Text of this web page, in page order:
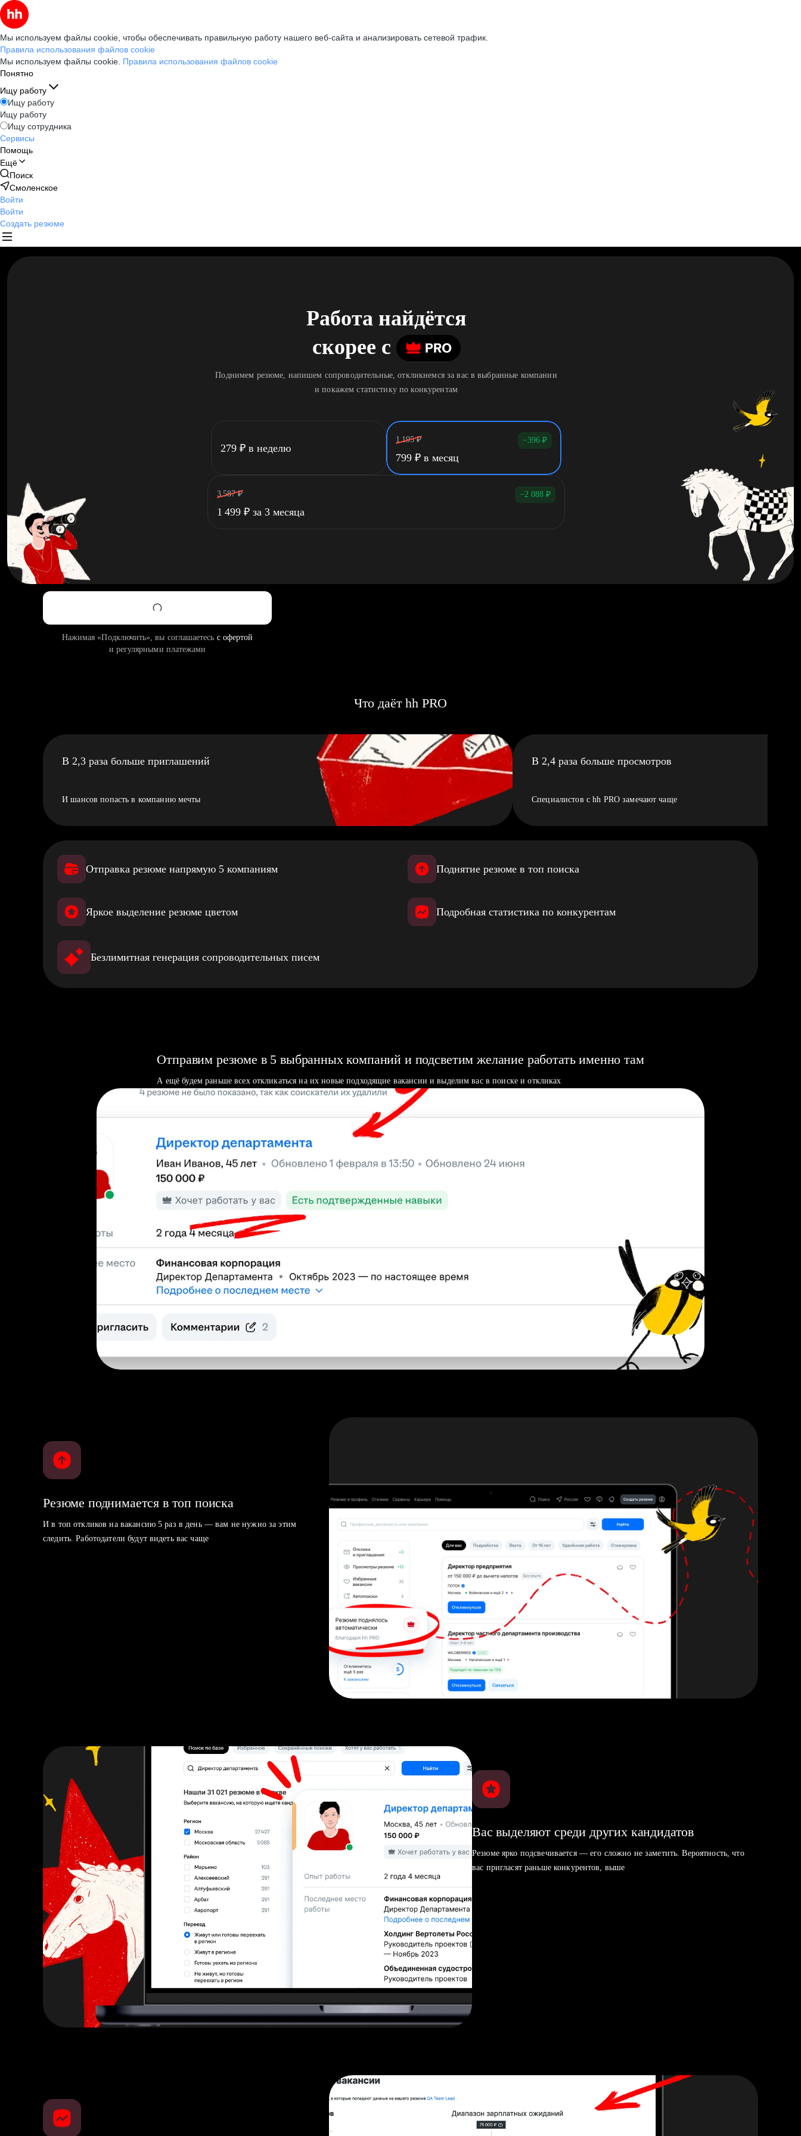
Мы используем файлы cookie, чтобы обеспечивать правильную работу нашего веб-сайта и анализировать сетевой трафик.
Правила использования файлов cookie
Мы используем файлы cookie. Правила использования файлов cookie
Понятно
Ищу работу
Ищу работу
Ищу работу
Ищу сотрудника
Сервисы
Помощь
Ещё
Поиск
Смоленское
Войти
Войти
Создать резюме
Работа найдётся
скорее c
Поднимем резюме, напишем сопроводительные, откликнемся за вас в выбранные компании
и покажем статистику по конкурентам
279 ₽ в неделю
1 195 ₽ −396 ₽
799 ₽ в месяц
3 587 ₽ −2 088 ₽
1 499 ₽ за 3 месяца
Нажимая «Подключить», вы соглашаетесь с офертой
и регулярными платежами
Что даёт hh PRO
В 2,3 раза больше приглашений
И шансов попасть в компанию мечты
В 2,4 раза больше просмотров
Специалистов с hh PRO замечают чаще
Отправка резюме напрямую 5 компаниям Поднятие резюме в топ поиска
Яркое выделение резюме цветом Подробная статистика по конкурентам
Безлимитная генерация сопроводительных писем
Отправим резюме в 5 выбранных компаний и подсветим желание работать именно там
А ещё будем раньше всех откликаться на их новые подходящие вакансии и выделим вас в поиске и откликах
Резюме поднимается в топ поиска
И в топ откликов на вакансию 5 раз в день — вам не нужно за этим
следить. Работодатели будут видеть вас чаще
Вас выделяют среди других кандидатов
Резюме ярко подсвечивается — его сложно не заметить. Вероятность, что
вас пригласят раньше конкурентов, выше